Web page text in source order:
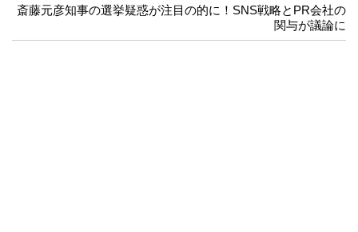
斎藤元彦知事の選挙疑惑が注目の的に！SNS戦略とPR会社の
関与が議論に